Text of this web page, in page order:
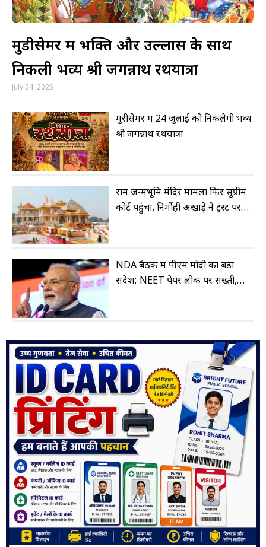
मुडीसेमर में भक्ति और उल्लास के साथ
निकली भव्य श्री जगन्नाथ रथयात्रा
July 24, 2026
मुरीसेमर में 24 जुलाई को निकलेगी भव्य
श्री जगन्नाथ रथयात्रा
राम जन्मभूमि मंदिर मामला फिर सुप्रीम
कोर्ट पहुंचा, निर्मोही अखाड़े ने ट्रस्ट पर
NDA बैठक में पीएम मोदी का बड़ा
संदेश: NEET पेपर लीक पर सख्ती,